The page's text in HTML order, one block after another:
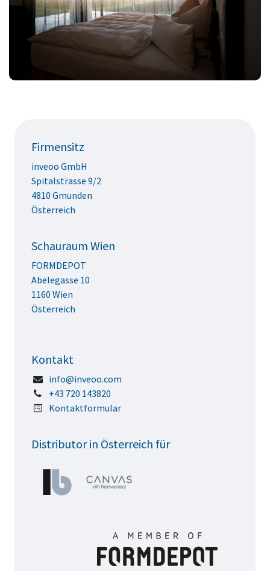
Firmensitz
inveoo GmbH
Spitalstrasse 9/2
4810 Gmunden
Österreich
Distributor in Österreich für
Schauraum Wien
FORMDEPOT
Abelegasse 10
1160 Wien
Österreich
Kontakt
info@inveoo.com
+43 720 143820
Kontaktformular